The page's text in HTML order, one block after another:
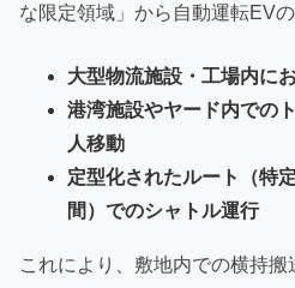
な限定領域」から自動運転EV
大型物流施設・工場内に
港湾施設やヤード内での
人移動
定型化されたルート（特
間）でのシャトル運行
これにより、敷地内での横持